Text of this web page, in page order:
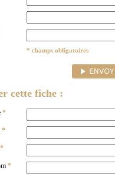
* champs obligatoires
cette fiche :
*
*
*
*